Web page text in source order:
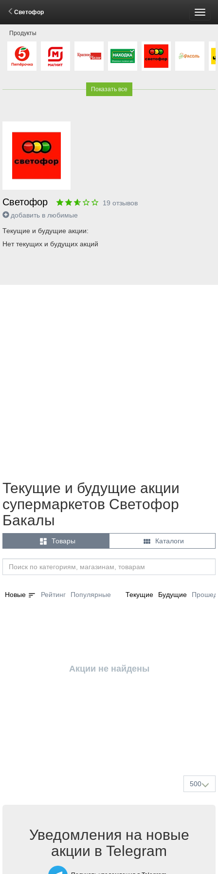
Светофор
Продукты
Показать все
Светофор 19 отзывов
добавить в любимые
Текущие и будущие акции:
Нет текущих и будущих акций
Текущие и будущие акции
супермаркетов Светофор
Бакалы
 Товары  Каталоги
Новые sort Рейтинг Популярные Текущие Будущие
Акции не найдены
500
Уведомления на новые
акции в Telegram